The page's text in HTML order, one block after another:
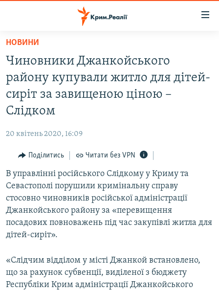
Перейти
основного
матеріалу
Перейти
до
основної
Перейти
пошуку
ВІДЕО ТА ФОТО
ПОЛІТИКА
ІНТЕРВ'Ю
ВСЕ ЗА ДЕНЬ
СПЕЦПРОЕКТИ
ДЕПОРТАЦІЯ
ВІДЕОУРОКИ «ELIFBE»
УКРАЇНСЬКА ПРОБЛЕМА КРИМУ
ІНФОГРАФІКА
ЯК ОБІЙТИ БЛОКУВАННЯ
Русский
ДОЛУЧАЙСЯ!
НОВИНИ
Чиновники Джанкойського
району купували житло для дітей-
сиріт за завищеною ціною –
Слідком
20 квітень 2020, 16:09
Поділитись Читати без VPN
В управлінні російського Слідкому у Криму та
Севастополі порушили кримінальну справу
стосовно чиновників російської адміністрації
Джанкойського району за «перевищення
посадових повноважень під час закупівлі житла для
дітей-сиріт».
«Слідчим відділом у місті Джанкой встановлено,
що за рахунок субвенції, виділеної з бюджету
Республіки Крим адміністрації Джанкойського